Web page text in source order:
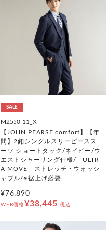
SALE
M2550-11_X
【JOHN PEARSE comfort】【年
間】2釦シングルスリーピースス
ーツ ショートタック/ネイビー/ウ
エストシャーリング仕様/「ULTR
A MOVE」ストレッチ・ウォッシ
ャブル/※裾上げ必要
¥76,890
WEB価格¥38,445 税込